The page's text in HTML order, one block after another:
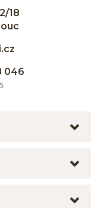
18
046